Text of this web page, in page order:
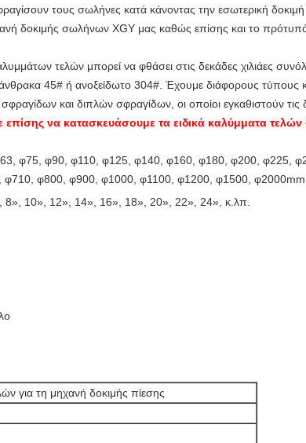
τους σωλήνες κατά κάνοντας την εσωτερική
δοκιμής σωλήνων XGY μας καθώς επίσης και το
τελών μπορεί να φθάσει στις δεκάδες χιλιάες
45# ή ανοξείδωτο 304#. Έχουμε διάφορους τύπους
και διπλών σφραγίδων, οι οποίοι εγκαθιστούν τις
να κατασκευάσουμε τα ειδικά καλύμματα
φ75, φ90, φ110, φ125, φ140, φ160, φ180, φ200, φ225,
φ800, φ900, φ1000, φ1100, φ1200, φ1500,
8», 10», 12», 14», 16», 18», 20», 22», 24», κ.λπ.
για τη μηχανή δοκιμής πίεσης